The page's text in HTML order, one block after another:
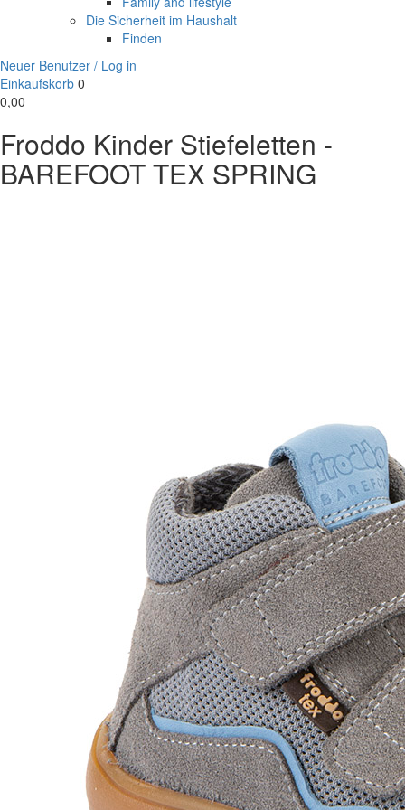
Die Sicherheit im Haushalt
Finden
Neuer Benutzer / Log in
Einkaufskorb 0
0,00
Froddo Kinder Stiefeletten -
BAREFOOT TEX SPRING